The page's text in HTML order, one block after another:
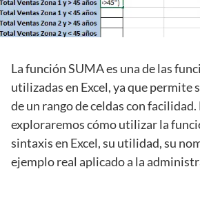
La función SUMA es una de las
utilizadas en Excel, ya que permite
de un rango de celdas con
exploraremos cómo utilizar la
sintaxis en Excel, su utilidad, su
ejemplo real aplicado a la